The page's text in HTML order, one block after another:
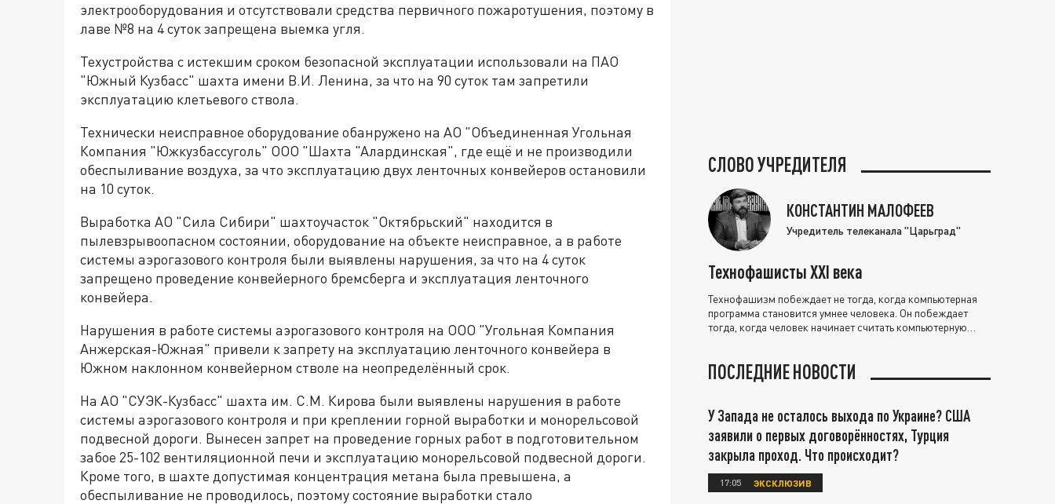
электрооборудования и отсутствовали средства первичного пожаротушения, поэтому в
лаве №8 на 4 суток запрещена выемка угля.
Техустройства с истекшим сроком безопасной эксплуатации использовали на ПАО
"Южный Кузбасс" шахта имени В.И. Ленина, за что на 90 суток там запретили
эксплуатацию клетьевого ствола.
Технически неисправное оборудование обанружено на АО "Объединенная Угольная
Компания "Южкузбассуголь" ООО "Шахта "Алардинская", где ещё и не производили
обеспыливание воздуха, за что эксплуатацию двух ленточных конвейеров остановили
на 10 суток.
Выработка АО "Сила Сибири" шахтоучасток "Октябрьский" находится в
пылевзрывоопасном состоянии, оборудование на объекте неисправное, а в работе
системы аэрогазового контроля были выявлены нарушения, за что на 4 суток
запрещено проведение конвейерного бремсберга и эксплуатация ленточного
конвейера.
Нарушения в работе системы аэрогазового контроля на ООО "Угольная Компания
Анжерская-Южная" привели к запрету на эксплуатацию ленточного конвейера в
Южном наклонном конвейерном стволе на неопределённый срок.
На АО "СУЭК-Кузбасс" шахта им. С.М. Кирова были выявлены нарушения в работе
системы аэрогазового контроля и при креплении горной выработки и монорельсовой
подвесной дороги. Вынесен запрет на проведение горных работ в подготовительном
забое 25-102 вентиляционной печи и эксплуатацию монорельсовой подвесной дороги.
Кроме того, в шахте допустимая концентрация метана была превышена, а
обеспыливание не проводилось, поэтому состояние выработки стало
СЛОВО УЧРЕДИТЕЛЯ
КОНСТАНТИН МАЛОФЕЕВ
Учредитель телеканала "Царьград"
Технофашисты XXI века
Технофашизм побеждает не тогда, когда компьютерная
программа становится умнее человека. Он побеждает
тогда, когда человек начинает считать компьютерную
ПОСЛЕДНИЕ НОВОСТИ
У Запада не осталось выхода по Украине? США
заявили о первых договорённостях, Турция
закрыла проход. Что происходит?
17:05 ЭКСКЛЮЗИВ